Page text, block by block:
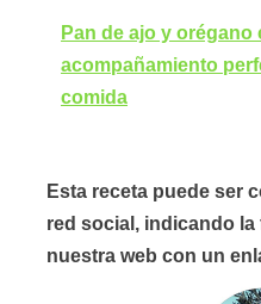
Pan de ajo y orégano
acompañamiento
comida
Esta receta puede ser
red social, indicando la
nuestra web con un